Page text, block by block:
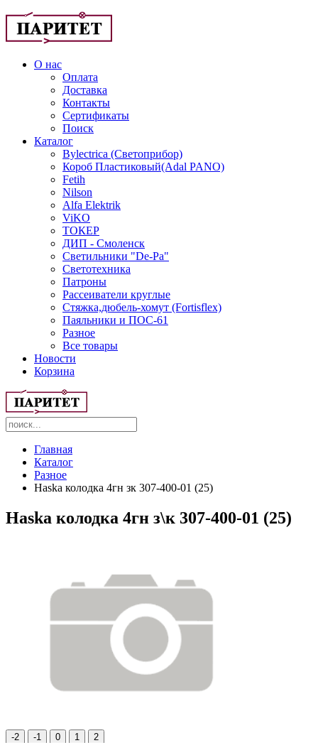
О нас
Оплата
Доставка
Контакты
Сертификаты
Поиск
Каталог
Bylectrica (Светоприбор)
Короб Пластиковый(Adal PANO)
Fetih
Nilson
Alfa Elektrik
ViKO
ТОКЕР
ДИП - Смоленск
Светильники "De-Pa"
Светотехника
Патроны
Рассеиватели круглые
Стяжка,дюбель-хомут (Fortisflex)
Паяльники и ПОС-61
Разное
Все товары
Новости
Корзина
Главная
Каталог
Разное
Haska колодка 4гн зк 307-400-01 (25)
Haska колодка 4гн з\к 307-400-01 (25)